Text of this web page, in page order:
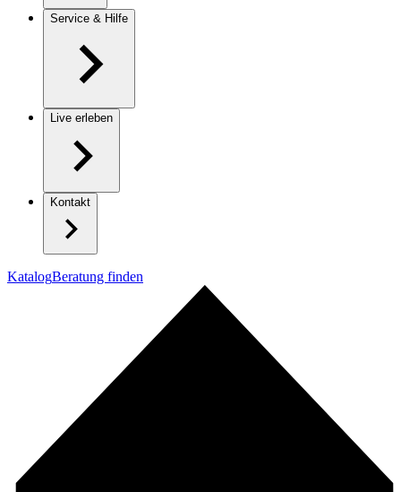
Service & Hilfe
Live erleben
Kontakt
KatalogBeratung finden